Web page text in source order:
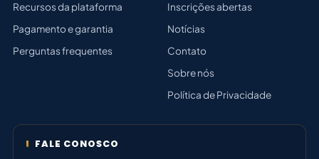
Recursos da plataforma
Pagamento e garantia
Perguntas frequentes
Inscrições abertas
Notícias
Contato
Sobre nós
Política de Privacidade
FALE CONOSCO